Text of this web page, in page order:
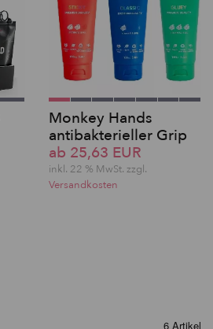
Monkey Hands
antibakterieller Grip
ab 25,63 EUR
inkl. 22 % MwSt. zzgl.
Versandkosten
6 Artikel